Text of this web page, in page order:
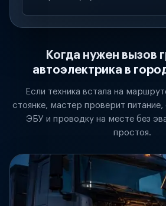
Когда нужен вызов
автоэлектрика в
Если техника встала на
стоянке, мастер проверит
ЭБУ и проводку на месте без
простоя.